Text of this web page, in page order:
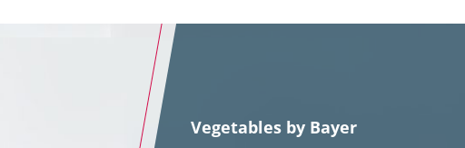
Vegetables by Bayer